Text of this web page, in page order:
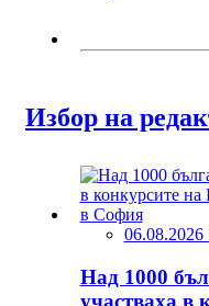
Избор на
06.08.2026
Над 1000
участваха в